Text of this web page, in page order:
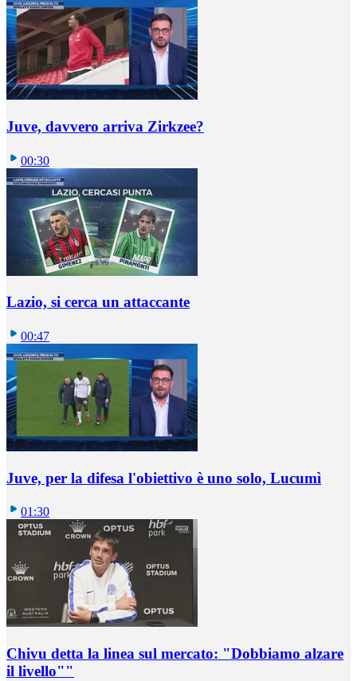
Juve, davvero arriva Zirkzee?
00:30
Lazio, si cerca un attaccante
00:47
Juve, per la difesa l'obiettivo è uno solo, Lucumì
01:30
Chivu detta la linea sul mercato: "Dobbiamo alzare
il livello""